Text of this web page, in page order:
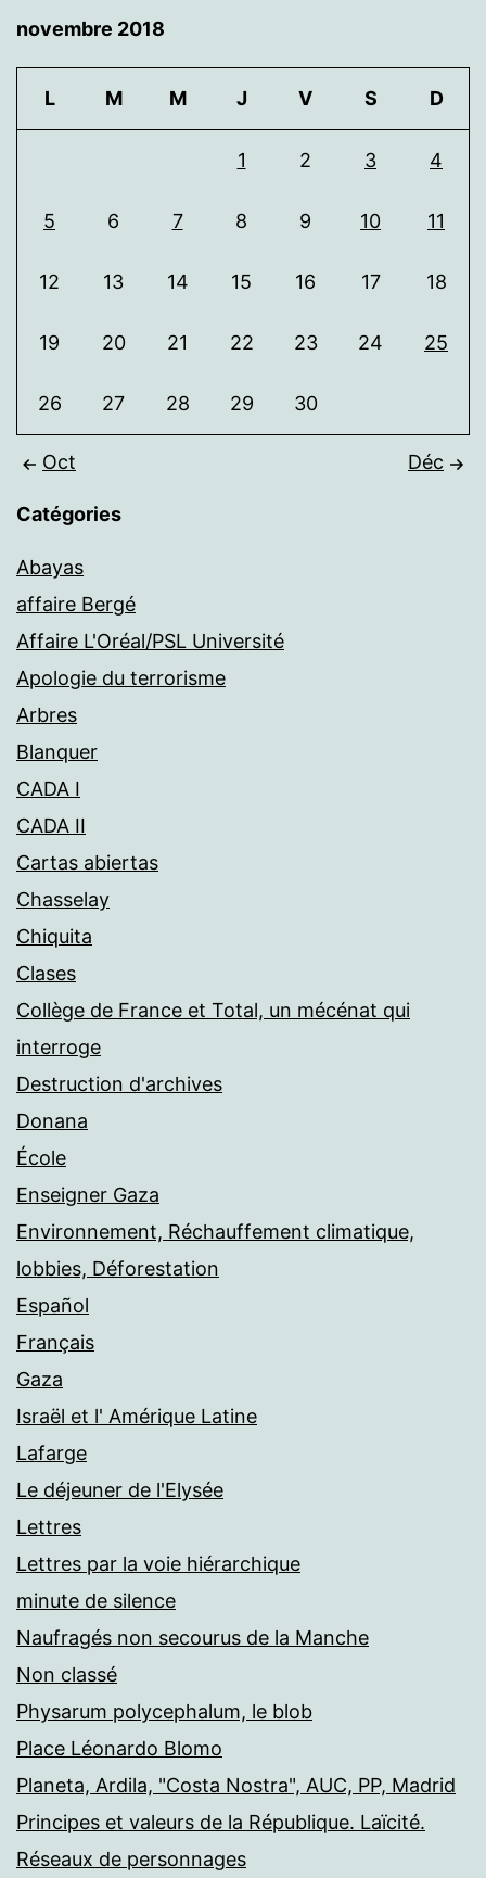
novembre 2018
L M M J V S D
1 2 3 4
5 6 7 8 9 10 11
12 13 14 15 16 17 18
19 20 21 22 23 24 25
26 27 28 29 30
Oct Déc
Catégories
Abayas
affaire Bergé
Affaire L'Oréal/PSL Université
Apologie du terrorisme
Arbres
Blanquer
CADA I
CADA II
Cartas abiertas
Chasselay
Chiquita
Clases
Collège de France et Total, un mécénat qui
interroge
Destruction d'archives
Donana
École
Enseigner Gaza
Environnement, Réchauffement climatique,
lobbies, Déforestation
Español
Français
Gaza
Israël et l' Amérique Latine
Lafarge
Le déjeuner de l'Elysée
Lettres
Lettres par la voie hiérarchique
minute de silence
Naufragés non secourus de la Manche
Non classé
Physarum polycephalum, le blob
Place Léonardo Blomo
Planeta, Ardila, "Costa Nostra", AUC, PP, Madrid
Principes et valeurs de la République. Laïcité.
Réseaux de personnages